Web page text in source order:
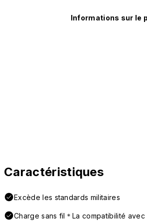
Informations sur le
Caractéristiques
Excède les standards militaires
Charge sans fil＊La compatibilité